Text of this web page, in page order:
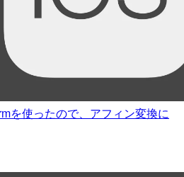
を使ったので、アフィン変換に